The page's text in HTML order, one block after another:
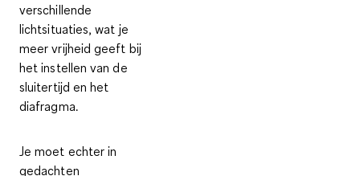
verschillende
lichtsituaties, wat je
meer vrijheid geeft bij
het instellen van de
sluitertijd en het
diafragma.
Je moet echter in
gedachten